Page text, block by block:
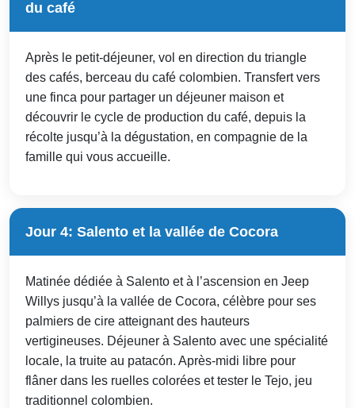
du café
Après le petit-déjeuner, vol en direction du triangle
des cafés, berceau du café colombien. Transfert vers
une finca pour partager un déjeuner maison et
découvrir le cycle de production du café, depuis la
récolte jusqu’à la dégustation, en compagnie de la
famille qui vous accueille.
Jour 4: Salento et la vallée de Cocora
Matinée dédiée à Salento et à l’ascension en Jeep
Willys jusqu’à la vallée de Cocora, célèbre pour ses
palmiers de cire atteignant des hauteurs
vertigineuses. Déjeuner à Salento avec une spécialité
locale, la truite au patacón. Après-midi libre pour
flâner dans les ruelles colorées et tester le Tejo, jeu
traditionnel colombien.